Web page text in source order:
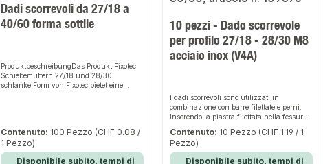
Dadi scorrevoli da 27/18 a
40/60 forma sottile
ProduktbeschreibungDas Produkt Fixotec
Schiebemuttern 27/18 und 28/30
schlanke Form von Fixotec bietet eine
Bauweise und der hochwertigen
Materialien sorgt es für perfekten Halt und
passt sich flexibel an verschiedene
Anwendungsbereiche an. Das robuste
Contenuto: 100 Pezzo (CHF 0.08 /
1 Pezzo)
Disponibile subito, tempi di
10 pezzi - Dado scorrevole
per profilo 27/18 - 28/30 M8
acciaio inox (V4A)
I dadi scorrevoli sono utilizzati in
combinazione con barre filettate e perni.
Inserendo la piastra filettata nella fessura
della guida, è possibile fissare la
sospensione nella posizione desiderata. I
dadi scorrevoli in acciaio inox sono
particolarmente resistenti alle intemperie e
Contenuto: 10 Pezzo (CHF 1.19 / 1
Pezzo)
Disponibile subito, tempi di